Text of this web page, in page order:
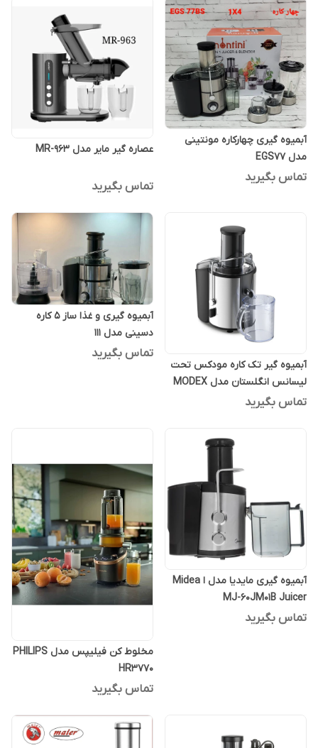
آبمیوه گیری چهارکاره مونتینی
مدل EGS77
تماس بگیرید
عصاره گیر مایر مدل MR-963
تماس بگیرید
آبمیوه گیر تک کاره مودکس تحت
لیسانس انگلستان مدل MODEX
710
تماس بگیرید
آبمیوه گیری و غذا ساز 5 کاره
دسینی مدل 111
تماس بگیرید
آبمیوه گیری مایدیا مدل ا Midea
MJ-60JM01B Juicer
تماس بگیرید
مخلوط کن فیلیپس مدل PHILIPS
HR3770
تماس بگیرید